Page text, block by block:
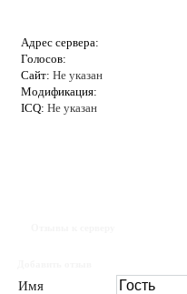
Адрес сервера:
Голосов:
Сайт: Не указан
Модификация:
ICQ: Не указан
Имя